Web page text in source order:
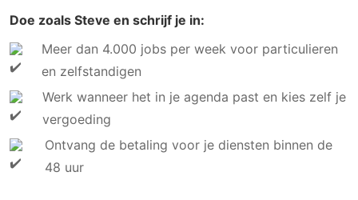
Doe zoals Steve en schrijf je in:
Meer dan 4.000 jobs per week voor particulieren
en zelfstandigen
Werk wanneer het in je agenda past en kies zelf je
vergoeding
Ontvang de betaling voor je diensten binnen de
48 uur